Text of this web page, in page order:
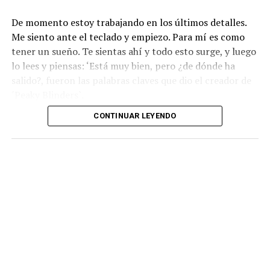
De momento estoy trabajando en los últimos detalles.
Me siento ante el teclado y empiezo. Para mí es como
tener un sueño. Te sientas ahí y todo esto surge, y luego
lo lees y piensas: ‘Está muy bien, pero ¿de dónde ha
CONTINUAR LEYENDO